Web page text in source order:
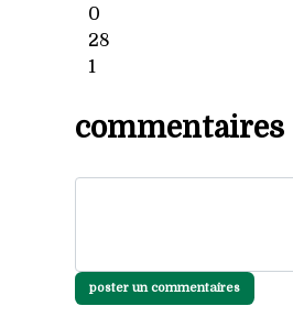
0
28
1
commentaires
poster un commentaires